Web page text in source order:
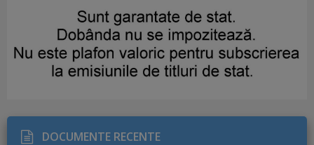
DOCUMENTE RECENTE